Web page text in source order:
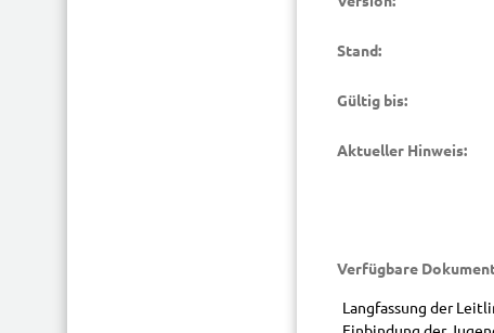
Stand:
Gültig bis:
Aktueller Hinweis:
Verfügbare
Langfassung der